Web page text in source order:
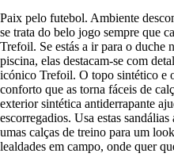
Paix pelo futebol. Ambiente
se trata do belo jogo sempre que
Trefoil. Se estás a ir para o duche
piscina, elas destacam-se com
icónico Trefoil. O topo sintético e
conforto que as torna fáceis de
exterior sintética antiderrapante
escorregadios. Usa estas
umas calças de treino para um
lealdades em campo, onde quer